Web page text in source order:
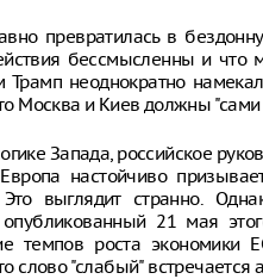
превратилась в
бессмысленны и что
неоднократно
Москва и Киев должны "сами
Запада, российское
настойчиво
Это выглядит странно.
21 мая
темпов роста экономики
слово "слабый"